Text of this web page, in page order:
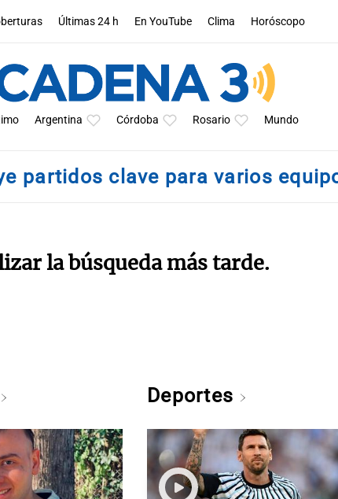
Últimas 24 h En YouTube Clima Horóscopo
Argentina Córdoba Rosario Mundo
partidos clave para varios
la búsqueda más tarde.
Deportes